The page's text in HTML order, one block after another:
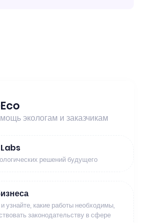
экологам и заказчикам
решений будущего
узнайте, какие работы необходимы,
законодательству в сфере